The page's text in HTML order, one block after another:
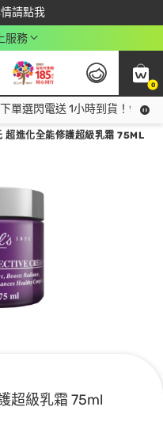
請點我
饋$350
服務
0
下單選閃電送 1小時到貨！領神
超進化全能修護超級乳霜 75ML
超級乳霜 75ml